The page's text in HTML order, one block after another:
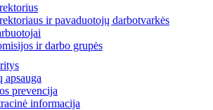
ir pavaduotojų darbotvarkės
ir darbo grupės
apsauga
prevencija
informacija